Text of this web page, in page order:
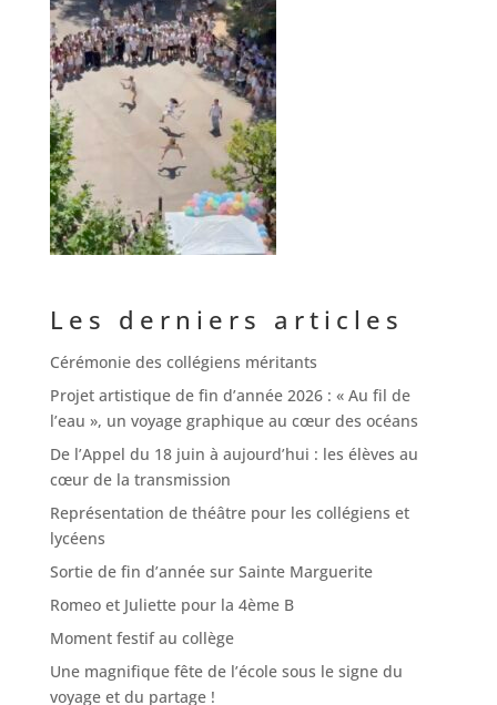
Les derniers articles
Cérémonie des collégiens méritants
Projet artistique de fin d’année 2026 : « Au fil de
l’eau », un voyage graphique au cœur des océans
De l’Appel du 18 juin à aujourd’hui : les élèves au
cœur de la transmission
Représentation de théâtre pour les collégiens et
lycéens
Sortie de fin d’année sur Sainte Marguerite
Romeo et Juliette pour la 4ème B
Moment festif au collège
Une magnifique fête de l’école sous le signe du
voyage et du partage !